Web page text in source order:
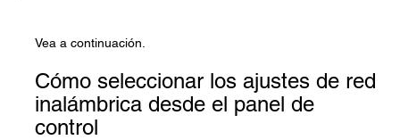
Vea a continuación.
Cómo seleccionar los ajustes de red
inalámbrica desde el panel de
control